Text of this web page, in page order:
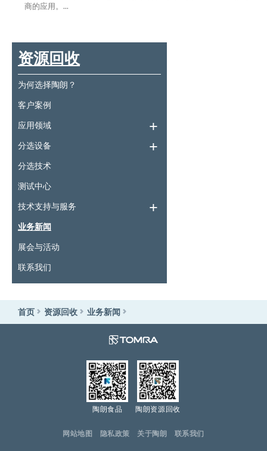
资源回收
为何选择陶朗？
客户案例
应用领域
分选设备
分选技术
测试中心
技术支持与服务
业务新闻
展会与活动
联系我们
商的应用。...
首页 资源回收 业务新闻
陶朗食品 陶朗资源回收
网站地图 隐私政策 关于陶朗 联系我们